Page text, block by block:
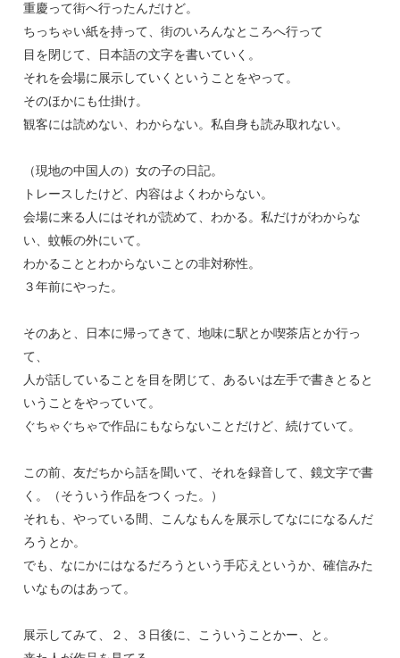
重慶って街へ行ったんだけど。
ちっちゃい紙を持って、街のいろんなところへ行って
目を閉じて、日本語の文字を書いていく。
それを会場に展示していくということをやって。
そのほかにも仕掛け。
観客には読めない、わからない。私自身も読み取れない。
（現地の中国人の）女の子の日記。
トレースしたけど、内容はよくわからない。
会場に来る人にはそれが読めて、わかる。私だけがわからな
い、蚊帳の外にいて。
わかることとわからないことの非対称性。
３年前にやった。
そのあと、日本に帰ってきて、地味に駅とか喫茶店とか行っ
て、
人が話していることを目を閉じて、あるいは左手で書きとると
いうことをやっていて。
ぐちゃぐちゃで作品にもならないことだけど、続けていて。
この前、友だちから話を聞いて、それを録音して、鏡文字で書
く。（そういう作品をつくった。）
それも、やっている間、こんなもんを展示してなにになるんだ
ろうとか。
でも、なにかにはなるだろうという手応えというか、確信みた
いなものはあって。
展示してみて、２、３日後に、こういうことかー、と。